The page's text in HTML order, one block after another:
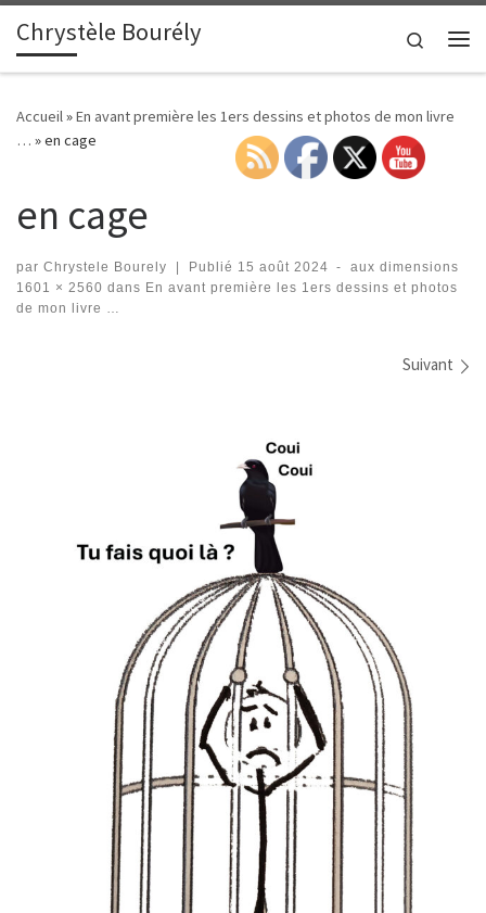
Passer au contenu
Chrystèle Bourély
Search
Accueil»En avant première les 1ers dessins et photos de mon livre
… »en cage
en cage
par Chrystele Bourely | Publié 15 août 2024 -
aux dimensions
1601 × 2560 dans En avant première les 1ers dessins et photos
de mon livre …
Suivant